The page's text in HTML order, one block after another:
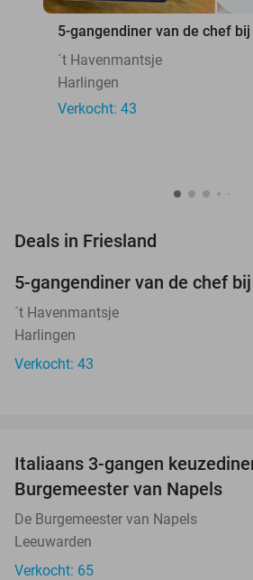
5-gangendiner van de chef
´t Havenmantsje
Harlingen
Verkocht: 43
Deals in Friesland
NEW
TODAY
5-gangendiner van de chef
´t Havenmantsje
Harlingen
Verkocht: 43
Italiaans 3-gangen
Burgemeester van Napels
De Burgemeester van Napels
Leeuwarden
Verkocht: 65